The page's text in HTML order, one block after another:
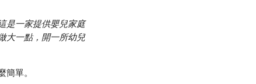
是一家提供嬰兒家庭
大一點，開一所幼兒
簡單。